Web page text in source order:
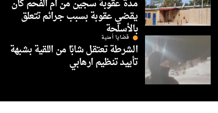
مدة عقوبة سجين من ام الفحم كان
يقضي عقوبة بسبب جرائم تتعلق
بالأسلحة
قضايا أمنية
الشرطة تعتقل شابًا من اللقية بشبهة
تأييد تنظيم ارهابي